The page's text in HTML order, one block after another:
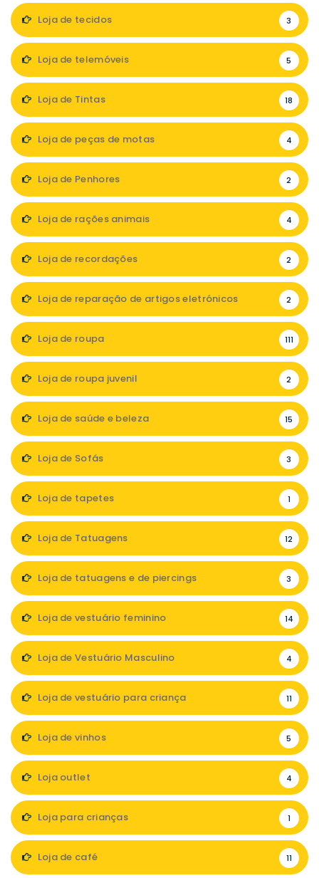
Loja de tecidos 3
Loja de telemóveis 5
Loja de Tintas 18
Loja de peças de motas 4
Loja de Penhores 2
Loja de rações animais 4
Loja de recordações 2
Loja de reparação de artigos eletrónicos 2
Loja de roupa 111
Loja de roupa juvenil 2
Loja de saúde e beleza 15
Loja de Sofás 3
Loja de tapetes 1
Loja de Tatuagens 12
Loja de tatuagens e de piercings 3
Loja de vestuário feminino 14
Loja de Vestuário Masculino 4
Loja de vestuário para criança 11
Loja de vinhos 5
Loja outlet 4
Loja para crianças 1
Loja de café 11